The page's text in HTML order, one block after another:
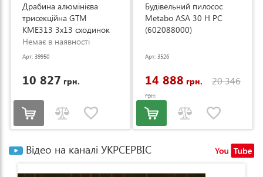
Драбина алюмінієва
трисекційна GTM
KME313 3x13 сходинок
3.53-8.93м (KME313)
Немає в наявності
Арт: 39950
10 827 грн.
Будівельний пилосос
Metabo ASA 30 H PC
(602088000)
Арт: 3526
14 888 грн. 20 346
грн.
Відео на каналі УКРСЕРВІС